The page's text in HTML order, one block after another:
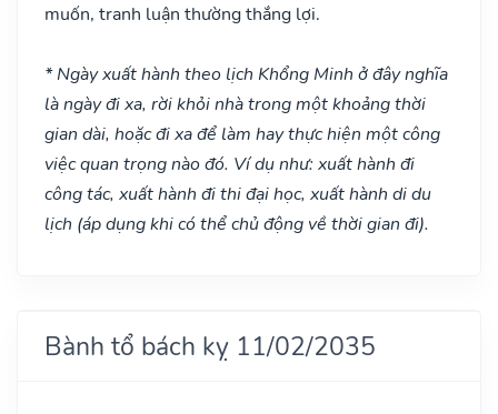
muốn, tranh luận thường thắng lợi.
* Ngày xuất hành theo lịch Khổng Minh ở đây nghĩa
là ngày đi xa, rời khỏi nhà trong một khoảng thời
gian dài, hoặc đi xa để làm hay thực hiện một công
việc quan trọng nào đó. Ví dụ như: xuất hành đi
công tác, xuất hành đi thi đại học, xuất hành di du
lịch (áp dụng khi có thể chủ động về thời gian đi).
Bành tổ bách kỵ 11/02/2035